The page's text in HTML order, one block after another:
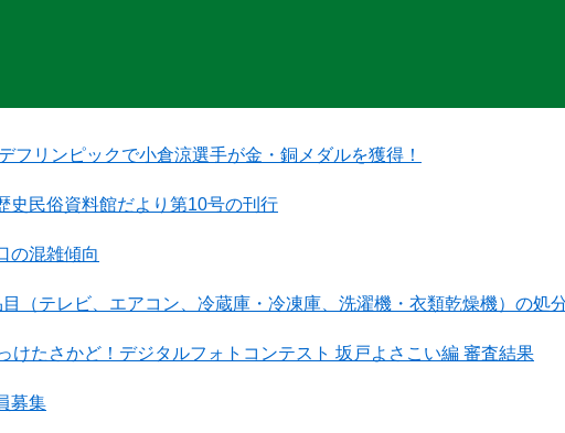
フリンピックで小倉涼選手が金・銅メダルを獲得！
史民俗資料館だより第10号の刊行
の混雑傾向
（テレビ、エアコン、冷蔵庫・冷凍庫、洗濯機・衣類乾燥機）の処
けたさかど！デジタルフォトコンテスト 坂戸よさこい編 審査結果
募集